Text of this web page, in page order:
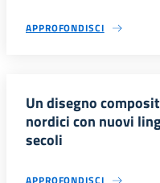
APPROFONDISCI
Un disegno
nordici con nuovi
secoli